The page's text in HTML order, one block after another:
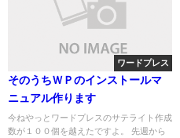
ワードプレス
そのうちＷＰのインストールマ
ニュアル作ります
今ねやっとワードプレスのサテライト作成
数が１００個を越えたですよ。 先週から